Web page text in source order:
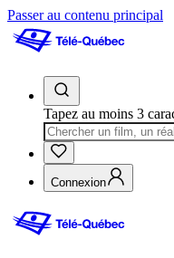
Passer au contenu principal
Tapez au moins 3
Connexion